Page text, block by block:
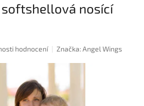
nosící
hodnocení Značka:Angel Wings